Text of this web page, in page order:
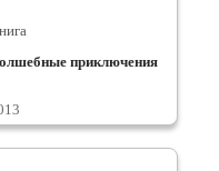
приключения